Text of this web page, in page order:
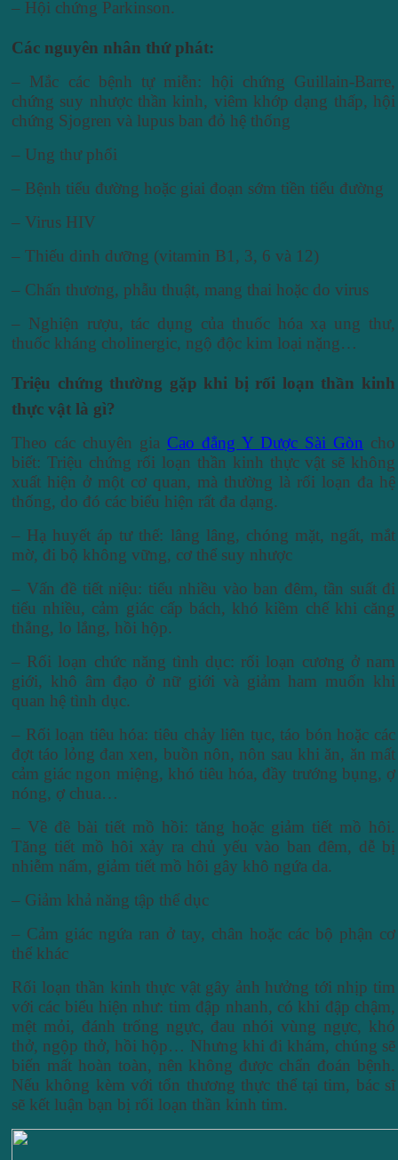
– Hội chứng Parkinson.
Các nguyên nhân thứ phát:
– Mắc các bệnh tự miễn: hội chứng Guillain-Barre,
chứng suy nhược thần kinh, viêm khớp dạng thấp, hội
chứng Sjogren và lupus ban đỏ hệ thống
– Ung thư phổi
– Bệnh tiểu đường hoặc giai đoạn sớm tiền tiểu đường
– Virus HIV
– Thiếu dinh dưỡng (vitamin B1, 3, 6 và 12)
– Chấn thương, phẫu thuật, mang thai hoặc do virus
– Nghiện rượu, tác dụng của thuốc hóa xạ ung thư,
thuốc kháng cholinergic, ngộ độc kim loại nặng…
Triệu chứng thường gặp khi bị rối loạn thần kinh
thực vật là gì?
Theo các chuyên gia Cao đẳng Y Dược Sài Gòn cho
biết: Triệu chứng rối loạn thần kinh thực vật sẽ không
xuất hiện ở một cơ quan, mà thường là rối loạn đa hệ
thống, do đó các biểu hiện rất đa dạng.
– Hạ huyết áp tư thế: lâng lâng, chóng mặt, ngất, mắt
mờ, đi bộ không vững, cơ thể suy nhược
– Vấn đề tiết niệu: tiểu nhiều vào ban đêm, tần suất đi
tiểu nhiều, cảm giác cấp bách, khó kiềm chế khi căng
thẳng, lo lắng, hồi hộp.
– Rối loạn chức năng tình dục: rối loạn cương ở nam
giới, khô âm đạo ở nữ giới và giảm ham muốn khi
quan hệ tình dục.
– Rối loạn tiêu hóa: tiêu chảy liên tục, táo bón hoặc các
đợt táo lỏng đan xen, buồn nôn, nôn sau khi ăn, ăn mất
cảm giác ngon miệng, khó tiêu hóa, đầy trướng bụng, ợ
nóng, ợ chua…
– Về đề bài tiết mồ hồi: tăng hoặc giảm tiết mồ hôi.
Tăng tiết mồ hôi xảy ra chủ yếu vào ban đêm, dễ bị
nhiễm nấm, giảm tiết mồ hôi gây khô ngứa da.
– Giảm khả năng tập thể dục
– Cảm giác ngứa ran ở tay, chân hoặc các bộ phận cơ
thể khác
Rối loạn thần kinh thực vật gây ảnh hưởng tới nhịp tim
với các biểu hiện như: tim đập nhanh, có khi đập chậm,
mệt mỏi, đánh trống ngực, đau nhói vùng ngực, khó
thở, ngộp thở, hồi hộp… Nhưng khi đi khám, chúng sẽ
biến mất hoàn toàn, nên không được chẩn đoán bệnh.
Nếu không kèm với tổn thương thực thể tại tim, bác sĩ
sẽ kết luận bạn bị rối loạn thần kinh tim.